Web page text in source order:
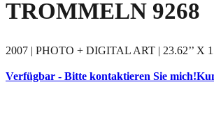
TROMMELN 9268
2007 | PHOTO + DIGITAL ART | 23.62’’ X
Verfügbar - Bitte kontaktieren Sie mich!